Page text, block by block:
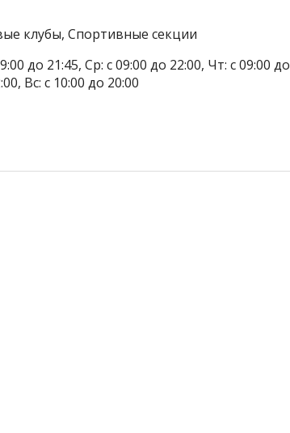
клубы, Спортивные секции
до 21:45, Ср: с 09:00 до 22:00, Чт: с 09:00 до
Вс: с 10:00 до 20:00